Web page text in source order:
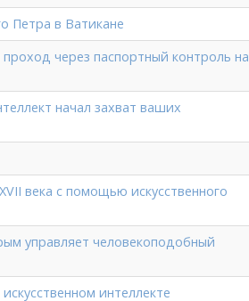
Петра в Ватикане
через паспортный контроль на
начал захват ваших
века с помощью искусственного
управляет человекоподобный
интеллекте